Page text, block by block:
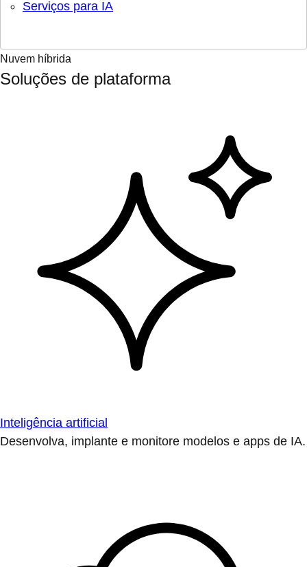
Serviços para IA
Nuvem híbrida
Soluções de plataforma
Inteligência artificial
Desenvolva, implante e monitore modelos e apps de IA.